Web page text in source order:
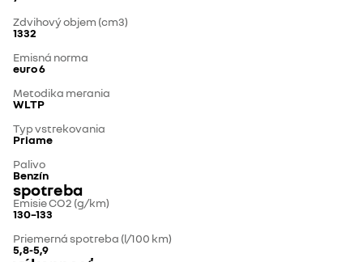
Zdvihový objem (cm3)
1332
Emisná norma
euro 6
Metodika merania
WLTP
Typ vstrekovania
Priame
Palivo
Benzín
spotreba
Emisie CO2 (g/km)
130–133
Priemerná spotreba (l/100 km)
5,8-5,9